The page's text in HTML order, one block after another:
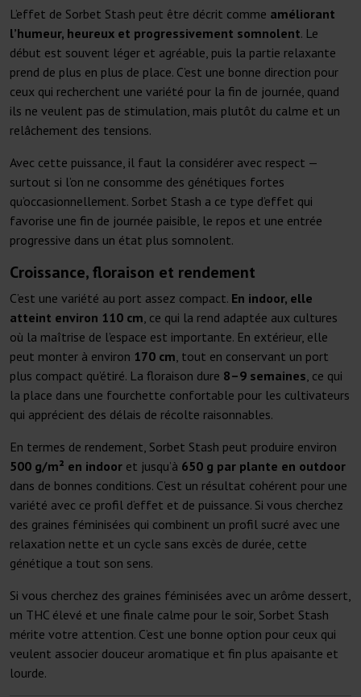
L’effet de Sorbet Stash peut être décrit comme améliorant
l’humeur, heureux et progressivement somnolent. Le
début est souvent léger et agréable, puis la partie relaxante
prend de plus en plus de place. C’est une bonne direction pour
ceux qui recherchent une variété pour la fin de journée, quand
ils ne veulent pas de stimulation, mais plutôt du calme et un
relâchement des tensions.
Avec cette puissance, il faut la considérer avec respect —
surtout si l’on ne consomme des génétiques fortes
qu’occasionnellement. Sorbet Stash a ce type d’effet qui
favorise une fin de journée paisible, le repos et une entrée
progressive dans un état plus somnolent.
Croissance, floraison et rendement
C’est une variété au port assez compact. En indoor, elle
atteint environ 110 cm, ce qui la rend adaptée aux cultures
où la maîtrise de l’espace est importante. En extérieur, elle
peut monter à environ 170 cm, tout en conservant un port
plus compact qu’étiré. La floraison dure 8–9 semaines, ce qui
la place dans une fourchette confortable pour les cultivateurs
qui apprécient des délais de récolte raisonnables.
En termes de rendement, Sorbet Stash peut produire environ
500 g/m² en indoor et jusqu’à 650 g par plante en outdoor
dans de bonnes conditions. C’est un résultat cohérent pour une
variété avec ce profil d’effet et de puissance. Si vous cherchez
des graines féminisées qui combinent un profil sucré avec une
relaxation nette et un cycle sans excès de durée, cette
génétique a tout son sens.
Si vous cherchez des graines féminisées avec un arôme dessert,
un THC élevé et une finale calme pour le soir, Sorbet Stash
mérite votre attention. C’est une bonne option pour ceux qui
veulent associer douceur aromatique et fin plus apaisante et
lourde.